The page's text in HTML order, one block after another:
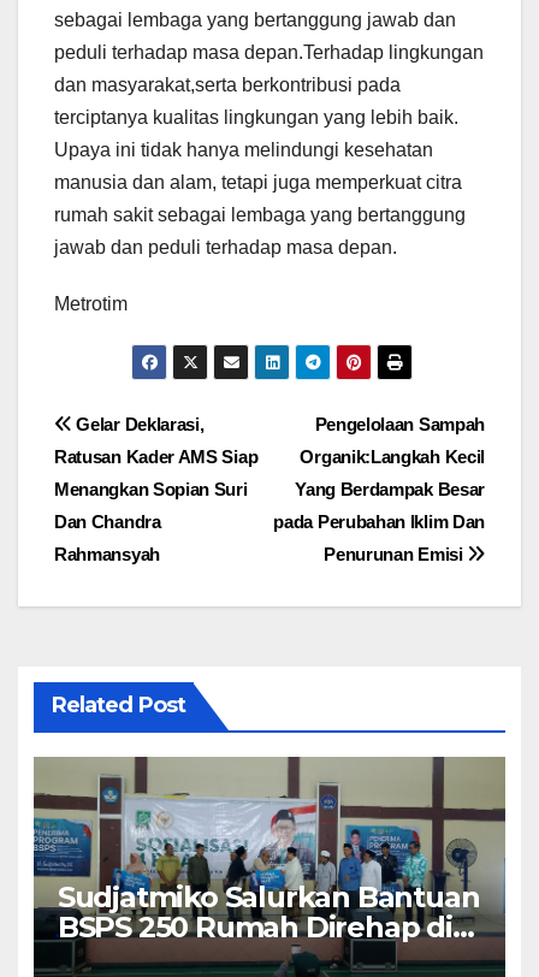
sebagai lembaga yang bertanggung jawab dan
peduli terhadap masa depan.Terhadap lingkungan
dan masyarakat,serta berkontribusi pada
terciptanya kualitas lingkungan yang lebih baik.
Upaya ini tidak hanya melindungi kesehatan
manusia dan alam, tetapi juga memperkuat citra
rumah sakit sebagai lembaga yang bertanggung
jawab dan peduli terhadap masa depan.
Metrotim
Navigasi
pos
Pengelolaan Sampah
Organik:Langkah Kecil
Yang Berdampak Besar
pada Perubahan Iklim Dan
Penurunan Emisi
Gelar Deklarasi,
Ratusan Kader AMS Siap
Menangkan Sopian Suri
Dan Chandra
Rahmansyah
Related Post
Sudjatmiko Salurkan Bantuan
BSPS 250 Rumah Direhap di
Depok